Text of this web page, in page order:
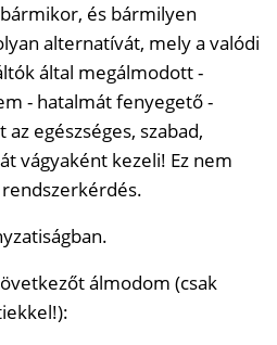
és bármilyen
alternatívát, mely a valódi
által megálmodott -
- hatalmát fenyegető -
egészséges, szabad,
vágyaként kezeli! Ez nem
álmodom (csak